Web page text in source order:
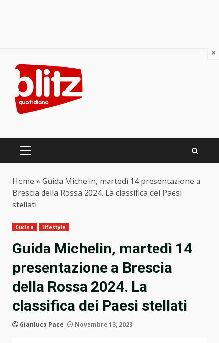
content
PRIMARY
Home » Guida Michelin, martedì 14 presentazione a
Brescia della Rossa 2024. La classifica dei Paesi
stellati
Cucina Lifestyle
Guida Michelin, martedì 14
presentazione a Brescia
della Rossa 2024. La
classifica dei Paesi stellati
Gianluca Pace Novembre 13, 2023
×